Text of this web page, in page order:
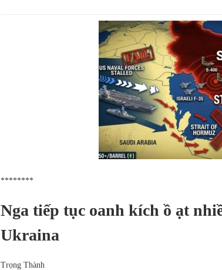
********
Nga tiếp tục oanh kích ồ ạt
Ukraina
Trọng Thành